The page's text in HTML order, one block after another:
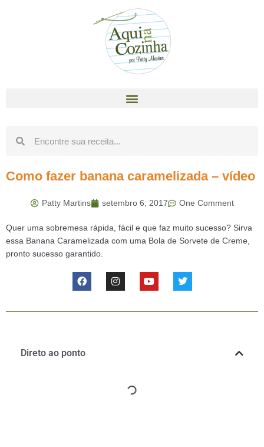
Como fazer banana caramelizada – vídeo
Patty Martins setembro 6, 2017 One Comment
Quer uma sobremesa rápida, fácil e que faz muito sucesso? Sirva
essa Banana Caramelizada com uma Bola de Sorvete de Creme,
pronto sucesso garantido.
Direto ao ponto